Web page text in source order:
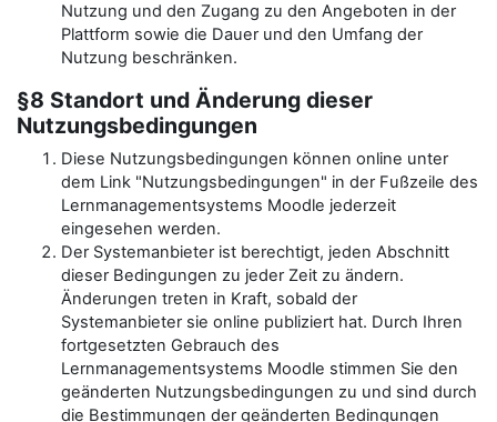
Nutzung und den Zugang zu den Angeboten in der
Plattform sowie die Dauer und den Umfang der
Nutzung beschränken.
§8 Standort und Änderung dieser
Nutzungsbedingungen
Diese Nutzungsbedingungen können online unter
dem Link "Nutzungsbedingungen" in der Fußzeile des
Lernmanagementsystems Moodle jederzeit
eingesehen werden.
Der Systemanbieter ist berechtigt, jeden Abschnitt
dieser Bedingungen zu jeder Zeit zu ändern.
Änderungen treten in Kraft, sobald der
Systemanbieter sie online publiziert hat. Durch Ihren
fortgesetzten Gebrauch des
Lernmanagementsystems Moodle stimmen Sie den
geänderten Nutzungsbedingungen zu und sind durch
die Bestimmungen der geänderten Bedingungen